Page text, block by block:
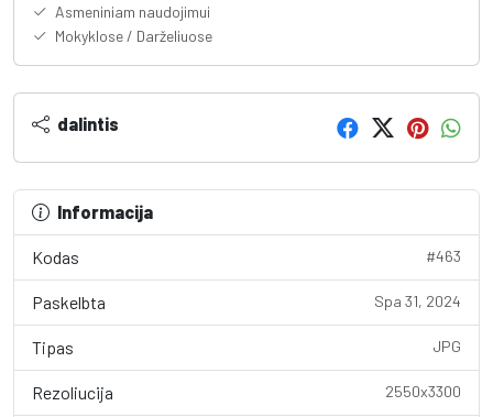
Asmeniniam naudojimui
Mokyklose / Darželiuose
dalintis
Informacija
Kodas #463
Paskelbta Spa 31, 2024
Tipas JPG
Rezoliucija 2550x3300